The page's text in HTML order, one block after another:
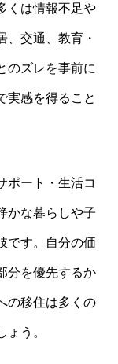
くは情報不足や
、交通、教育・
のズレを事前に
実感を得ること
ポート・生活コ
かな暮らしや子
です。自分の価
分を優先するか
の移住は多くの
う。